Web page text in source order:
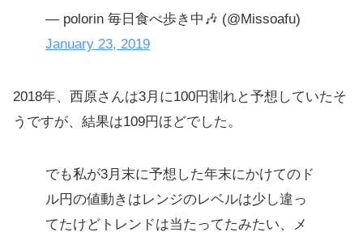
— polorin 毎日食べ歩き中🎶 (@Missoafu)
January 23, 2019
2018年、西原さんは3月に100円割れと予想していたそ
うですが、結果は109円ほどでした。
でも私が3月末に予想した年末にかけてのド
ル円の値動きはレンジのレベルは少し違っ
てたけどトレンドは当たってたみたい、メ